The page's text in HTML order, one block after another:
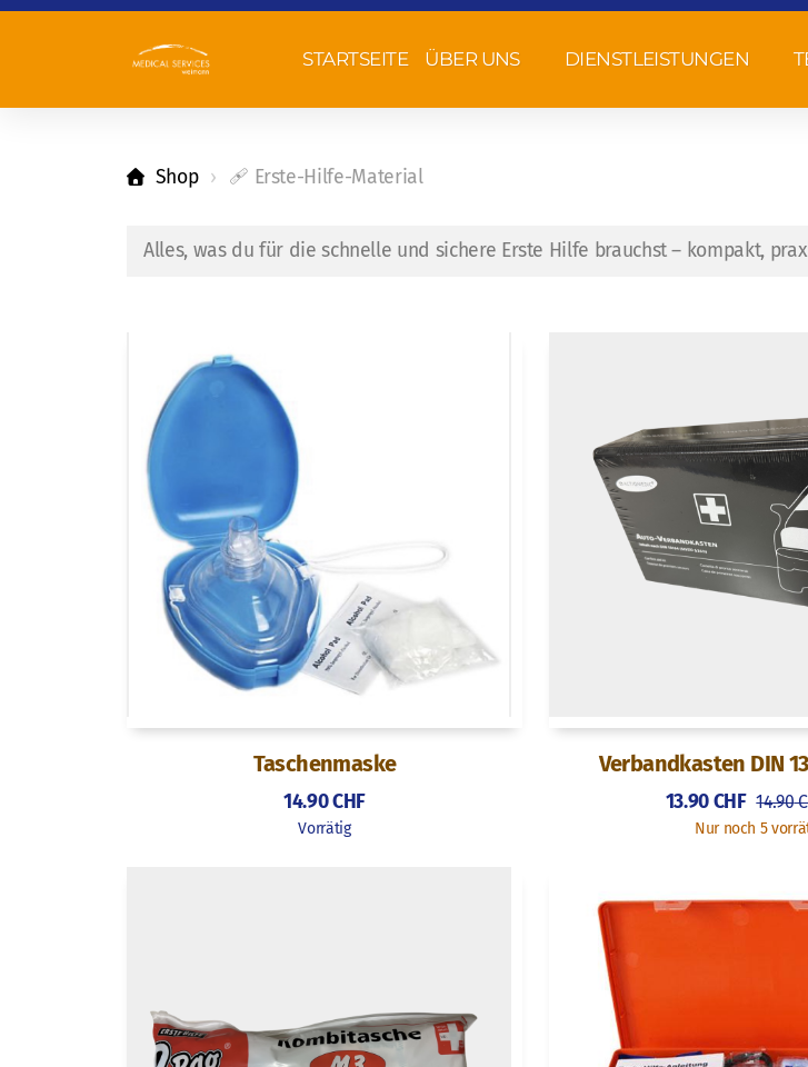
STARTSEITE ÜBER UNS DIENSTLEISTUNGEN
Shop 🩹 Erste-Hilfe-Material
Alles, was du für die schnelle und sichere Erste Hilfe brauchst – kompakt,
Taschenmaske
14.90CHF
Vorrätig
Verbandkasten DIN
13.90CHF 14.90
Nur noch 5